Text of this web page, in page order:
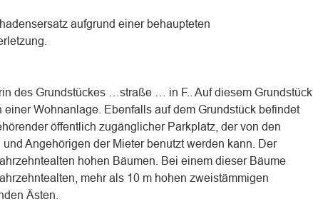
aufgrund einer behaupteten
des Grundstückes …straße … in F.. Auf diesem Grundstück
Wohnanlage. Ebenfalls auf dem Grundstück befindet
öffentlich zugänglicher Parkplatz, der von den
Angehörigen der Mieter benutzt werden kann. Der
hohen Bäumen. Bei einem dieser Bäume
mehr als 10 m hohen zweistämmigen
Ästen.